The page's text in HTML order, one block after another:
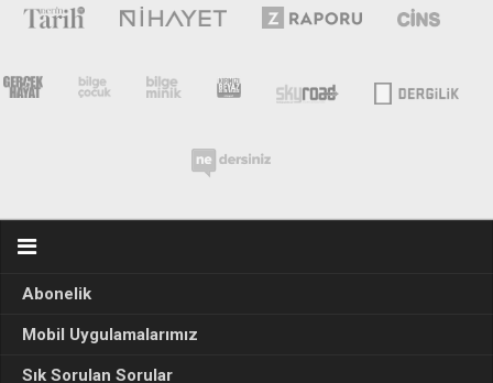
Abonelik
Mobil Uygulamalarımız
Sık Sorulan Sorular